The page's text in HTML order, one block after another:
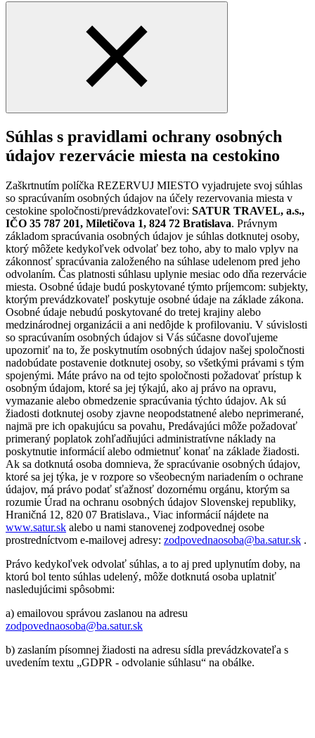
Súhlas s pravidlami ochrany osobných
údajov rezervácie miesta na cestokino
Zaškrtnutím políčka REZERVUJ MIESTO vyjadrujete svoj súhlas
so spracúvaním osobných údajov na účely rezervovania miesta v
cestokine spoločnosti/prevádzkovateľovi: SATUR TRAVEL, a.s.,
IČO 35 787 201, Miletičova 1, 824 72 Bratislava. Právnym
základom spracúvania osobných údajov je súhlas dotknutej osoby,
ktorý môžete kedykoľvek odvolať bez toho, aby to malo vplyv na
zákonnosť spracúvania založeného na súhlase udelenom pred jeho
odvolaním. Čas platnosti súhlasu uplynie mesiac odo dňa rezervácie
miesta. Osobné údaje budú poskytované týmto príjemcom: subjekty,
ktorým prevádzkovateľ poskytuje osobné údaje na základe zákona.
Osobné údaje nebudú poskytované do tretej krajiny alebo
medzinárodnej organizácii a ani nedôjde k profilovaniu. V súvislosti
so spracúvaním osobných údajov si Vás súčasne dovoľujeme
upozorniť na to, že poskytnutím osobných údajov našej spoločnosti
nadobúdate postavenie dotknutej osoby, so všetkými právami s tým
spojenými. Máte právo na od tejto spoločnosti požadovať prístup k
osobným údajom, ktoré sa jej týkajú, ako aj právo na opravu,
vymazanie alebo obmedzenie spracúvania týchto údajov. Ak sú
žiadosti dotknutej osoby zjavne neopodstatnené alebo neprimerané,
najmä pre ich opakujúcu sa povahu, Predávajúci môže požadovať
primeraný poplatok zohľadňujúci administratívne náklady na
poskytnutie informácií alebo odmietnuť konať na základe žiadosti.
Ak sa dotknutá osoba domnieva, že spracúvanie osobných údajov,
ktoré sa jej týka, je v rozpore so všeobecným nariadením o ochrane
údajov, má právo podať sťažnosť dozornému orgánu, ktorým sa
rozumie Úrad na ochranu osobných údajov Slovenskej republiky,
Hraničná 12, 820 07 Bratislava., Viac informácií nájdete na
www.satur.sk alebo u nami stanovenej zodpovednej osobe
prostredníctvom e-mailovej adresy: zodpovednaosoba@ba.satur.sk .
Právo kedykoľvek odvolať súhlas, a to aj pred uplynutím doby, na
ktorú bol tento súhlas udelený, môže dotknutá osoba uplatniť
nasledujúcimi spôsobmi:
a) emailovou správou zaslanou na adresu
zodpovednaosoba@ba.satur.sk
b) zaslaním písomnej žiadosti na adresu sídla prevádzkovateľa s
uvedením textu „GDPR - odvolanie súhlasu“ na obálke.